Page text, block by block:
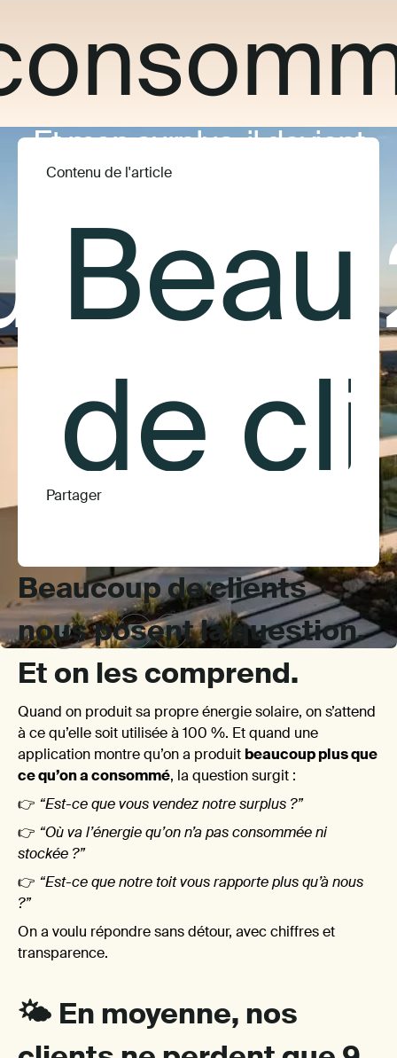
Et mon surplus, il devient
quoi ?
Contenu de l'article
de
nous
Partager
Beaucoup de clients
nous posent la question.
Et on les comprend.
Quand on produit sa propre énergie solaire, on s’attend
à ce qu’elle soit utilisée à 100 %. Et quand une
application montre qu’on a produit beaucoup plus que
ce qu’on a consommé, la question surgit :
👉 “Est-ce que vous vendez notre surplus ?”
👉 “Où va l’énergie qu’on n’a pas consommée ni
stockée ?”
👉 “Est-ce que notre toit vous rapporte plus qu’à nous
?”
On a voulu répondre sans détour, avec chiffres et
transparence.
🌤️ En moyenne, nos